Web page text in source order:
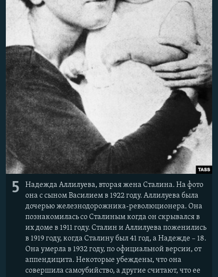
5
Надежда Аллилуева, вторая жена Сталина. На фото
она с сыном Василием в 1922 году. Аллилуева была
дочерью железнодорожника-революционера. Она
познакомилась со Сталиным когда он скрывался в
их доме в 1911 году. Сталин и Аллилуева поженились
в 1919 году, когда Сталину был 41 год, а Надежде – 18.
Она умерла в 1932 году, по официальной версии, от
аппендицита. Некоторые убеждены, что она
совершила самоубийство, а другие считают, что ее